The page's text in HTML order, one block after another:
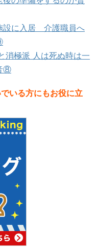
設に入居 介護職員へ
消極派 人は死ぬ時は一
⑧
いる方にもお役に立